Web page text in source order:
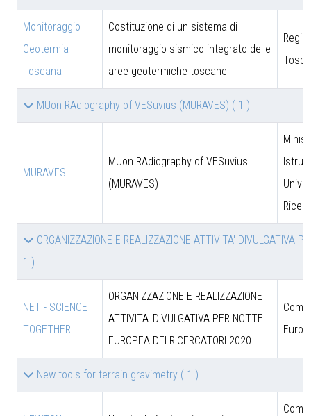
Monitoraggio
Geotermia
Toscana
Costituzione di un sistema di
monitoraggio sismico integrato delle
aree geotermiche toscane
MUon RAdiography of VESuvius (MURAVES) ( 1 )
MURAVES
MUon RAdiography of VESuvius
(MURAVES)
ORGANIZZAZIONE E REALIZZAZIONE ATTIVITA' DIVULGATIVA
1 )
NET - SCIENCE
TOGETHER
ORGANIZZAZIONE E REALIZZAZIONE
ATTIVITA' DIVULGATIVA PER NOTTE
EUROPEA DEI RICERCATORI 2020
New tools for terrain gravimetry ( 1 )